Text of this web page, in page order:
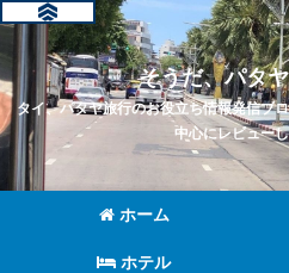
そうだ、パタ
タイ、パタヤ旅行のお役立ち情報発信ブ
中心にレビュー
ホーム
ホテル